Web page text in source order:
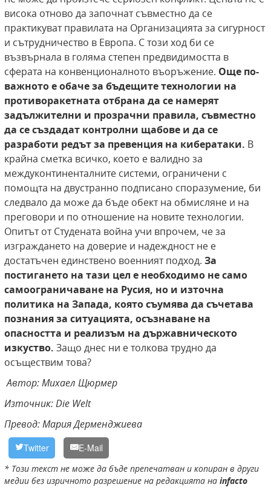
висока отново да започнат съвместно да се
практикуват правилата на Организацията за сигурност
и сътрудничество в Европа. С този ход би се
възвърнала в голяма степен предвидимостта в
сферата на конвенционалното въоръжение. Още по-
важното е обаче за бъдещите технологии на
противоракетната отбрана да се намерят
задължителни и прозрачни правила, съвместно
да се създадат контролни щабове и да се
разработи редът за превенция на кибератаки. В
крайна сметка всичко, което е валидно за
междуконтиненталните системи, ограничени с
помощта на двустранно подписано споразумение, би
следвало да може да бъде обект на обмисляне и на
преговори и по отношение на новите технологии.
Опитът от Студената война учи впрочем, че за
изграждането на доверие и надеждност не е
достатъчен единствено военният подход. За
постигането на тази цел е необходимо не само
самоограничаване на Русия, но и източна
политика на Запада, която съумява да съчетава
познания за ситуацията, осъзнаване на
опасността и реализъм на държавническото
изкуство. Защо днес ни е толкова трудно да
осъществим това?
Автор: Михаел Щюрмер
Източник: Die Welt
Превод: Мария Дерменджиева
Twitter E-Mail
* Този текст не може да бъде препечатван и копиран в други
медии без изричното разрешение на редакцията на infacto